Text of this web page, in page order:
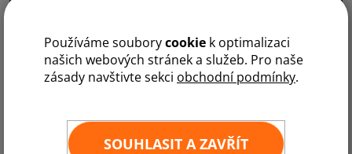
Používáme souborycookie k optimalizaci
našich webových stránek a služeb. Pro naše
zásady navštivte sekci obchodní podmínky.
SOUHLASIT A ZAVŘÍT
Vlajka Vysočiny